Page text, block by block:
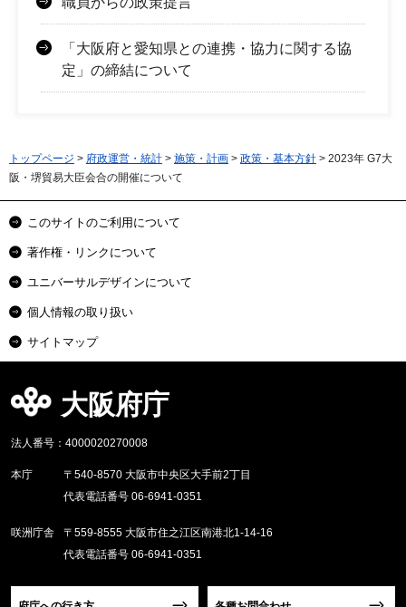
「大阪府と愛知県との連携・協力に関する協
定」の締結について
トップページ > 府政運営・統計 > 施策・計画 > 政策・基本方針 > 2023年 G7大
阪・堺貿易大臣会合の開催について
このサイトのご利用について
著作権・リンクについて
ユニバーサルデザインについて
個人情報の取り扱い
サイトマップ
大阪府庁
法人番号：4000020270008
本庁
〒540-8570 大阪市中央区大手前2丁目
代表電話番号 06-6941-0351
咲洲庁舎
〒559-8555 大阪市住之江区南港北1-14-16
代表電話番号 06-6941-0351